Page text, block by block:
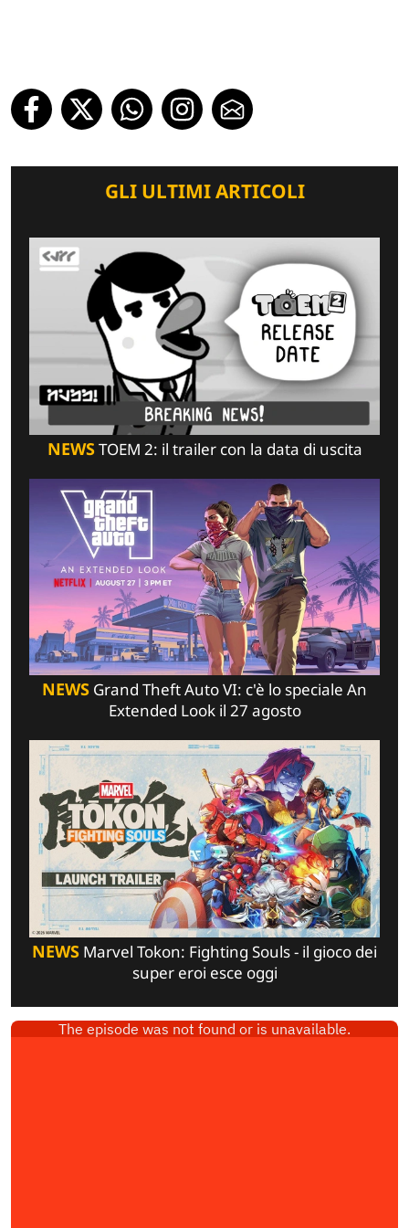
GLI ULTIMI ARTICOLI
NEWSTOEM 2: il trailer con la data di uscita
NEWS Grand Theft Auto VI: c'è lo speciale An
Extended Look il 27 agosto
NEWS Marvel Tokon: Fighting Souls - il gioco dei
super eroi esce oggi